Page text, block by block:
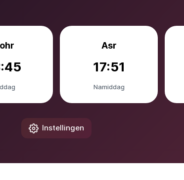
Asr
17:51
Namiddag
Instellingen